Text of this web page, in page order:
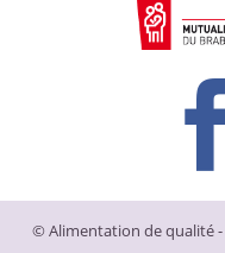
© Alimentation de qualité -